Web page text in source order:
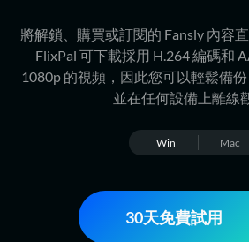
將解鎖、購買或訂閱的 Fansly 內容
FlixPal 可下載採用 H.264 編碼和
1080p 的視頻，因此您可以輕鬆備
並在任何設備上離線
Win Mac
30天免費試用